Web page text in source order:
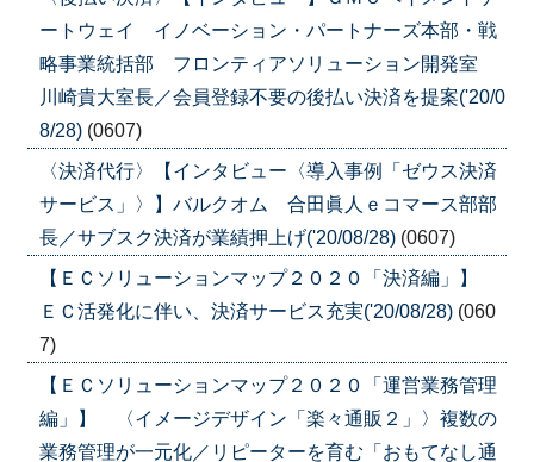
ートウェイ イノベーション・パートナーズ本部・戦
略事業統括部 フロンティアソリューション開発室
川崎貴大室長／会員登録不要の後払い決済を提案('20/0
8/28) (0607)
〈決済代行〉【インタビュー〈導入事例「ゼウス決済
サービス」〉】バルクオム 合田眞人ｅコマース部部
長／サブスク決済が業績押上げ('20/08/28) (0607)
【ＥＣソリューションマップ２０２０「決済編」】
ＥＣ活発化に伴い、決済サービス充実('20/08/28) (060
7)
【ＥＣソリューションマップ２０２０「運営業務管理
編」】 〈イメージデザイン「楽々通販２」〉複数の
業務管理が一元化／リピーターを育む「おもてなし通